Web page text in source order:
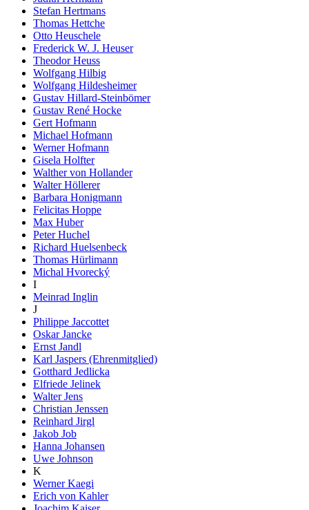
Stefan Hertmans
Thomas Hettche
Otto Heuschele
Frederick W. J. Heuser
Theodor Heuss
Wolfgang Hilbig
Wolfgang Hildesheimer
Gustav Hillard-Steinbömer
Gustav René Hocke
Gert Hofmann
Michael Hofmann
Werner Hofmann
Gisela Holfter
Walther von Hollander
Walter Höllerer
Barbara Honigmann
Felicitas Hoppe
Max Huber
Peter Huchel
Richard Huelsenbeck
Thomas Hürlimann
Michal Hvorecký
I
Meinrad Inglin
J
Philippe Jaccottet
Oskar Jancke
Ernst Jandl
Karl Jaspers (Ehrenmitglied)
Gotthard Jedlicka
Elfriede Jelinek
Walter Jens
Christian Jenssen
Reinhard Jirgl
Jakob Job
Hanna Johansen
Uwe Johnson
K
Werner Kaegi
Erich von Kahler